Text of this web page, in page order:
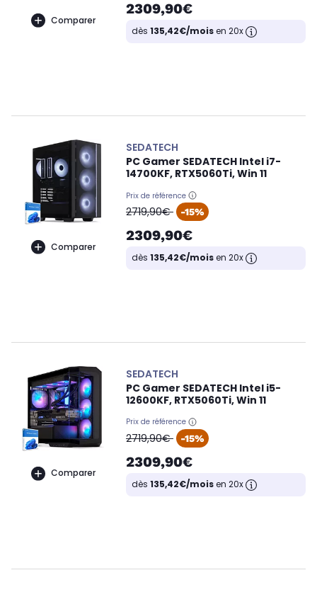
Comparer
2309,90€
dès 135,42€/moisen 20x
Comparer
SEDATECH
PC Gamer SEDATECH Intel i7-
14700KF, RTX5060Ti, Win 11
Prix de référence
oldPrice
2719,90€ -15%
2309,90€
dès 135,42€/moisen 20x
Comparer
SEDATECH
PC Gamer SEDATECH Intel i5-
12600KF, RTX5060Ti, Win 11
Prix de référence
oldPrice
2719,90€ -15%
2309,90€
dès 135,42€/moisen 20x